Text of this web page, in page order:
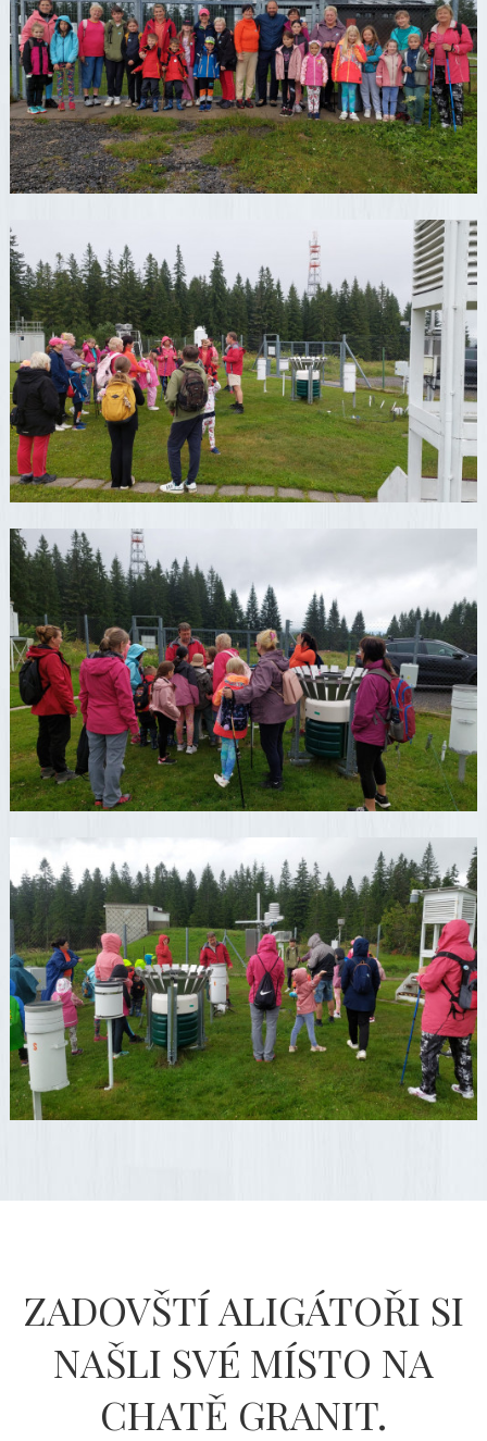
ZADOVŠTÍ ALIGÁTOŘI SI
NAŠLI SVÉ MÍSTO NA
CHATĚ GRANIT.